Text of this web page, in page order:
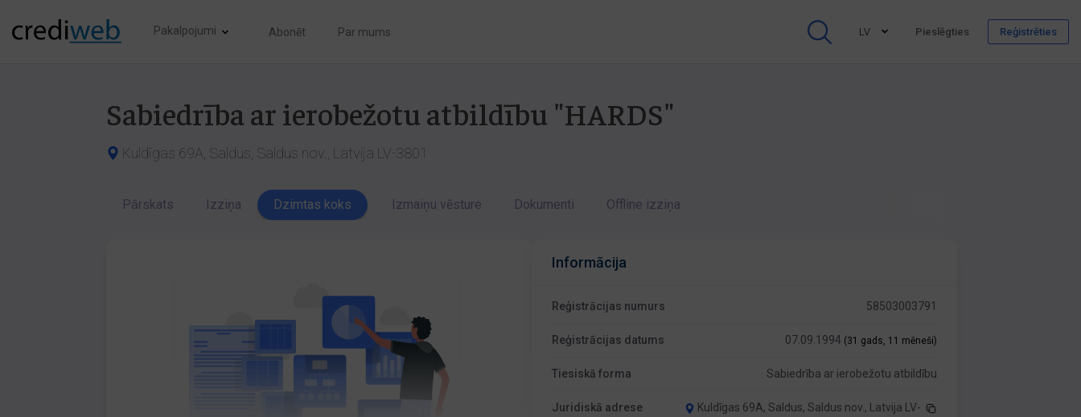
Pakalpojumi Abonēt Par mums LV Pieslēgties Reģistrēties
Sabiedrība ar ierobežotu atbildību "HARDS"
Kuldīgas 69A, Saldus, Saldus nov., Latvija LV-3801
Pārskats Izziņa Dzimtas koks Izmaiņu vēsture Dokumenti Offline izziņa
Informācija
Reģistrācijas numurs 58503003791
Reģistrācijas datums 07.09.1994 (31 gads, 11 mēneši)
Tiesiskā forma Sabiedrība ar ierobežotu atbildību
Juridiskā adrese
Kuldīgas 69A, Saldus, Saldus nov., Latvija LV-